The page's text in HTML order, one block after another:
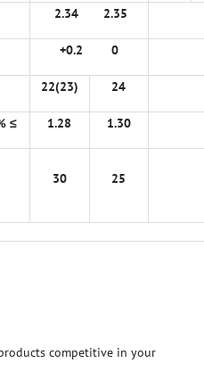
2.34 2.35
+0.2 0
22(23) 24
≤ 1.28 1.30
30 25
competitive in your